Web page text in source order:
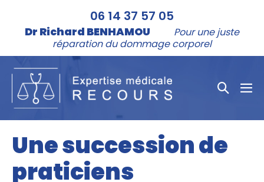
contenu
06 14 37 57 05
Dr Richard BENHAMOU
Pour une juste
réparation du dommage corporel
Une succession de
praticiens